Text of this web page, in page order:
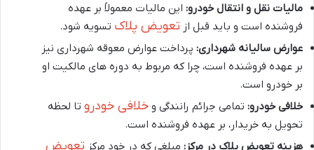
مالیات نقل و انتقال خودرو: این مالیات معمولاً بر عهده
فروشنده است و باید قبل از تعویض پلاک تسویه شود.
عوارض سالیانه شهرداری: پرداخت عوارض معوقه شهرداری نیز
بر عهده فروشنده است، چرا که مربوط به دوره های مالکیت او
بر خودرو است.
خلافی خودرو: تمامی جرائم رانندگی و خلافی خودرو تا لحظه
تحویل به خریدار، بر عهده فروشنده است.
هزینه تعویض پلاک در مرکز: مبلغی که در خود مرکز تعویض